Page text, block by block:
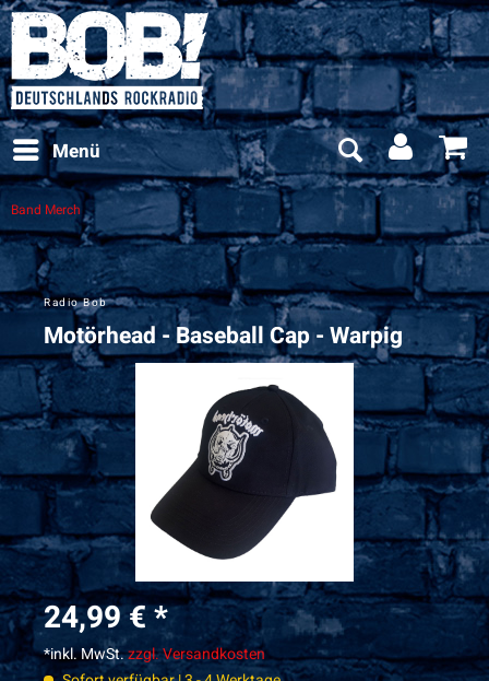
Menü
Band Merch
Radio Bob
Motörhead - Baseball Cap - Warpig
24,99 € *
*inkl. MwSt.zzgl. Versandkosten